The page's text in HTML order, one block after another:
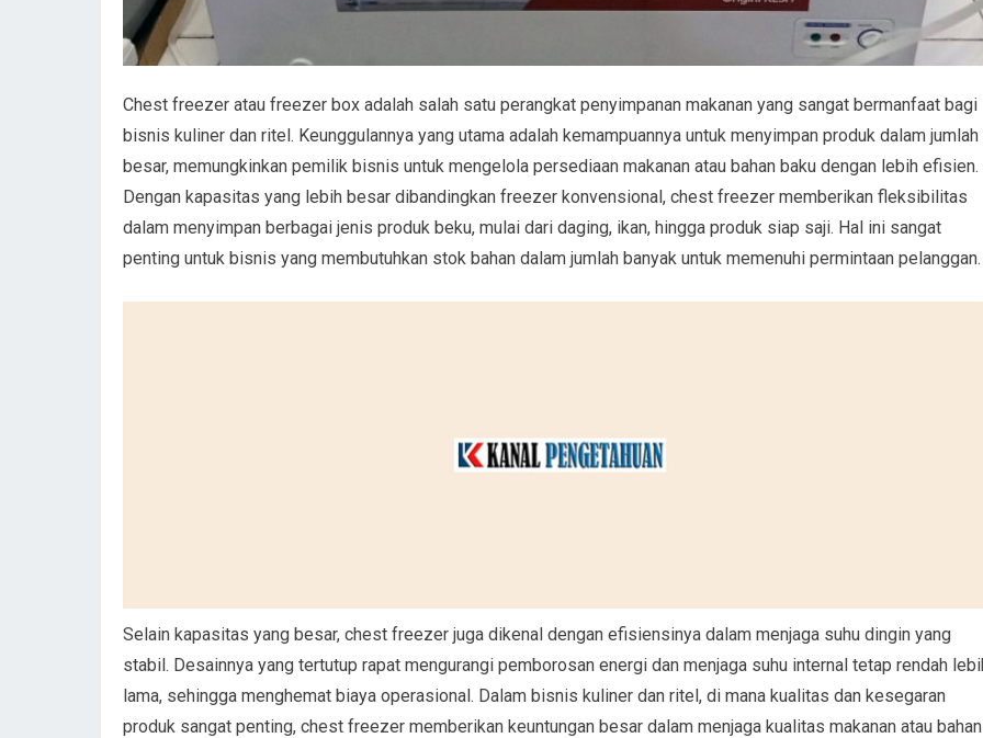
Chest freezer atau freezer box adalah salah satu perangkat penyimpanan makanan yang sangat bermanfaat bagi
bisnis kuliner dan ritel. Keunggulannya yang utama adalah kemampuannya untuk menyimpan produk dalam jumlah
besar, memungkinkan pemilik bisnis untuk mengelola persediaan makanan atau bahan baku dengan lebih efisien.
Dengan kapasitas yang lebih besar dibandingkan freezer konvensional, chest freezer memberikan fleksibilitas
dalam menyimpan berbagai jenis produk beku, mulai dari daging, ikan, hingga produk siap saji. Hal ini sangat
penting untuk bisnis yang membutuhkan stok bahan dalam jumlah banyak untuk memenuhi permintaan pelanggan.
Selain kapasitas yang besar, chest freezer juga dikenal dengan efisiensinya dalam menjaga suhu dingin yang
stabil. Desainnya yang tertutup rapat mengurangi pemborosan energi dan menjaga suhu internal tetap rendah
lama, sehingga menghemat biaya operasional. Dalam bisnis kuliner dan ritel, di mana kualitas dan kesegaran
produk sangat penting, chest freezer memberikan keuntungan besar dalam menjaga kualitas makanan atau bahan